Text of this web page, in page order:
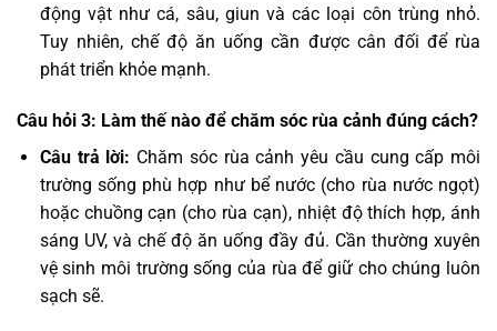
động vật như cá, sâu, giun và các loại côn trùng nhỏ.
Tuy nhiên, chế độ ăn uống cần được cân đối để rùa
phát triển khỏe mạnh.
Câu hỏi 3: Làm thế nào để chăm sóc rùa cảnh đúng cách?
Câu trả lời: Chăm sóc rùa cảnh yêu cầu cung cấp môi
trường sống phù hợp như bể nước (cho rùa nước ngọt)
hoặc chuồng cạn (cho rùa cạn), nhiệt độ thích hợp, ánh
sáng UV, và chế độ ăn uống đầy đủ. Cần thường xuyên
vệ sinh môi trường sống của rùa để giữ cho chúng luôn
sạch sẽ.